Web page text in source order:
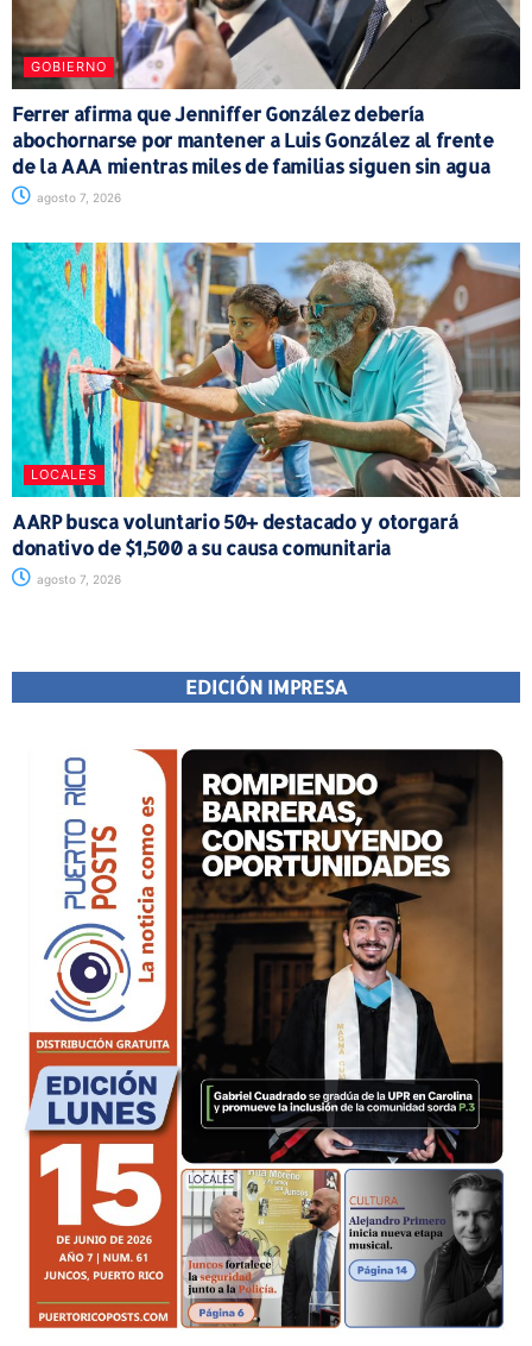
GOBIERNO
Ferrer afirma que Jenniffer González debería
abochornarse por mantener a Luis González al frente
de la AAA mientras miles de familias siguen sin agua
agosto 7, 2026
LOCALES
AARP busca voluntario 50+ destacado y otorgará
donativo de $1,500 a su causa comunitaria
agosto 7, 2026
EDICIÓN IMPRESA